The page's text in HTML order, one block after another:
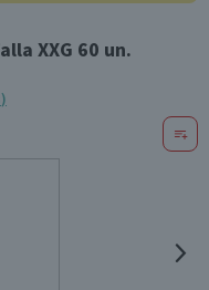
XXG 60 un.
)